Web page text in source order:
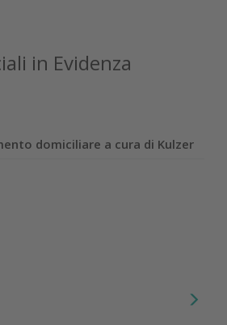
in Evidenza
domiciliare a cura di Kulzer